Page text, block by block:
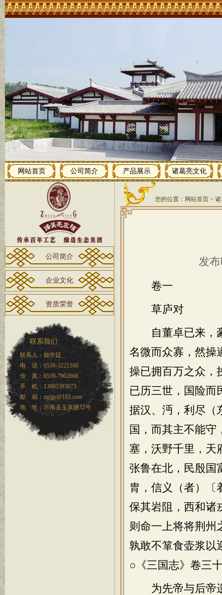
网站首页 公司简介 产品展示 诸葛亮文化
您的位置： 网站首页 >
发
卷一
草庐对
自董卓已来，豪
名微而众寡，然操
操已拥百万之众，
已历三世，国险而
据汉、沔，利尽（
国，而其主不能守
塞，沃野千里，天
张鲁在北，民殷国
胄，信义（者）〔
保其岩阻，西和诸
则命一上将将荆州
孰敢不箪食壶浆以
○《三国志》卷三
为先帝与后帝
公司简介
企业文化
资质荣誉
联系我们
联系人：能学廷
电 话：0539-3221106
传 真：0539-7902668
手 机：13805393073
邮 箱：zgljjy@163.com
地 址：沂南县玉泉路52号